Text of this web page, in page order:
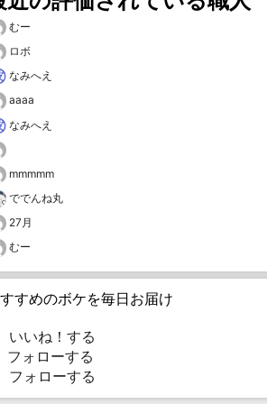
むー
ロボ
なみへえ
aaaa
なみへえ
mmmmm
ででんね丸
27月
むー
すめのボケを毎日お届け
いいね！する
ォローする
フォローする